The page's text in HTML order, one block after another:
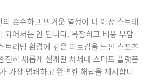
순수하고 뜨거운 열정이 더 이상 스트레
되어서는 안 됩니다. 복잡하고 비용 부담
트리밍 환경에 깊은 피로감을 느낀 스포츠
전히 새롭게 설계된 차세대 스마트 플랫폼
가장 명쾌하고 완벽한 해답을 제시합니